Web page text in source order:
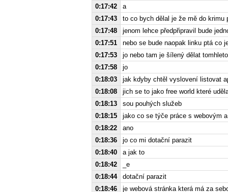
0:17:42
a
0:17:43
to co bych dělal je že mě do krimu
0:17:48
jenom lehce předpřipravil bude
0:17:51
nebo se bude naopak linku ptá co
0:17:53
jo nebo tam je šílený dělat
0:17:58
jo
0:18:03
jak kdyby chtěl vyslovení listovat
0:18:08
jich se to jako free world které
0:18:13
sou pouhých služeb
0:18:15
jako co se týče práce s webovým
0:18:22
ano
0:18:36
jo co mi dotační parazit
0:18:40
a jak to
0:18:42
_e
0:18:44
dotační parazit
0:18:46
je webová stránka která má za